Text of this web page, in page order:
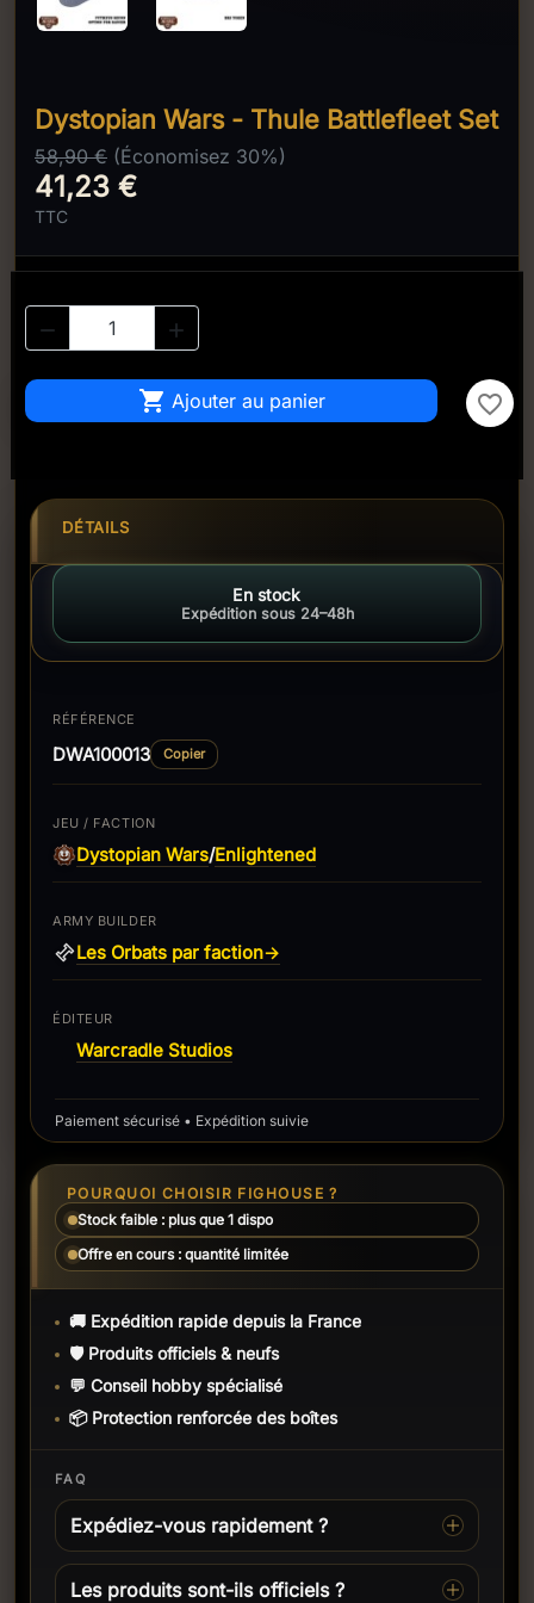
Dystopian Wars - Thule Battlefleet Set
58,90 € (Économisez 30%)
41,23 €
TTC
 
 Ajouter au panier favorite_border
DÉTAILS
En stock
Expédition sous 24–48h
RÉFÉRENCE
DWA100013 Copier
JEU / FACTION
Dystopian Wars/Enlightened
ARMY BUILDER
Les Orbats par faction→
ÉDITEUR
Warcradle Studios
Paiement sécurisé • Expédition suivie
POURQUOI CHOISIR FIGHOUSE ?
Stock faible : plus que 1 dispo
Offre en cours : quantité limitée
🚚 Expédition rapide depuis la France
🛡️ Produits officiels & neufs
💬 Conseil hobby spécialisé
📦 Protection renforcée des boîtes
FAQ
Expédiez-vous rapidement ?
Les produits sont-ils officiels ?